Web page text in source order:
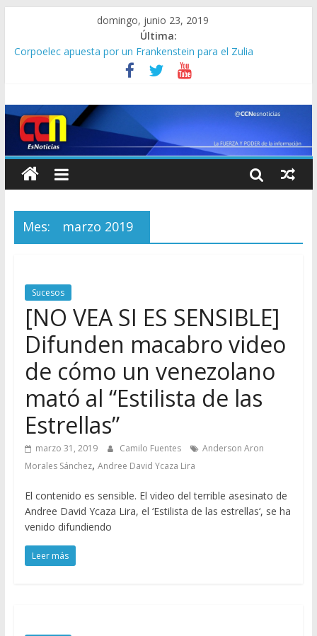
domingo, junio 23, 2019
Última:
Corpoelec apuesta por un Frankenstein para el Zulia
Jefe del Comando Sur viajará por Sudamérica para abordar la
Detuvieron a dos venezolanos en Colombia por robarse un
taxi
Lo que se sabe de los militares y funcionarios del Cicpc
detenidos en las últimas horas
Mes: marzo 2019
Sucesos
[NO VEA SI ES SENSIBLE]
Difunden macabro video
de cómo un venezolano
mató al “Estilista de las
Estrellas”
marzo 31, 2019 Camilo Fuentes
Anderson Aron
Morales Sánchez, Andree David Ycaza Lira
El contenido es sensible. El video del terrible asesinato de
Andree David Ycaza Lira, el ‘Estilista de las estrellas‘, se ha
venido difundiendo
Leer más